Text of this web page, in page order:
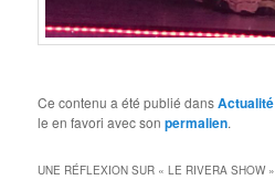
Ce contenu a été publié dansActualité
le en favori avec sonpermalien.
UNE RÉFLEXION SUR «LE RIVERA SHOW»